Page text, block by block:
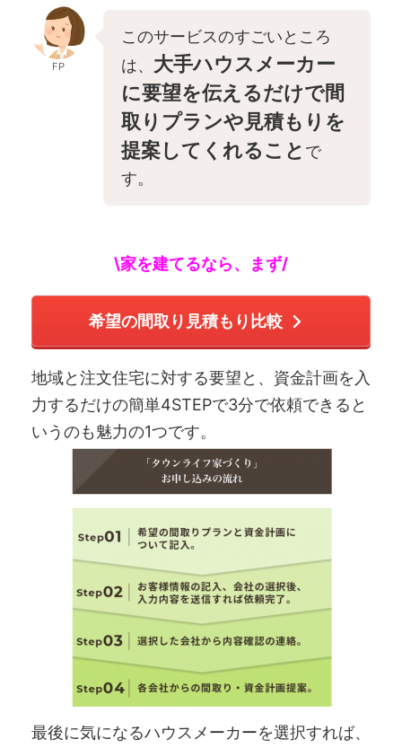
FP
このサービスのすごいところ
は、 大手ハウスメーカー
に要望を伝えるだけで間
取りプランや見積もりを
提案してくれること で
す。
\家を建てるなら、まず/
希望の間取り見積もり比較
地域と注文住宅に対する要望と、資金計画を入
力するだけの簡単4STEPで3分で依頼できると
いうのも魅力の1つです。
最後に気になるハウスメーカーを選択すれば、